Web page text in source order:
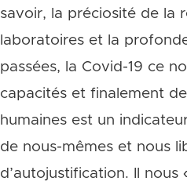
savoir, la préciosité de la
laboratoires et la
passées, la Covid-19 ce
capacités et finalement
humaines est un
de nous-mêmes et nous
d’autojustification. Il nous